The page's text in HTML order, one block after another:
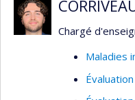
de
Analyse
Chargé
Maladies